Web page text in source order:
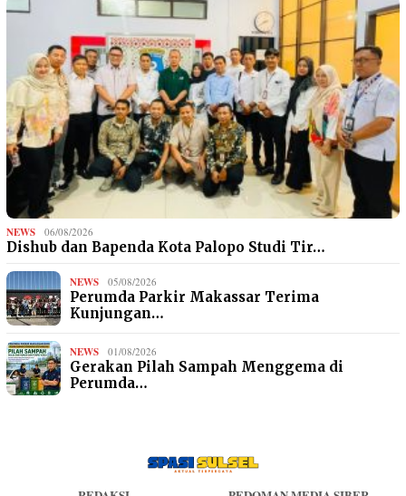
NEWS 06/08/2026
Dishub dan Bapenda Kota Palopo Studi Tir…
NEWS 05/08/2026
Perumda Parkir Makassar Terima
Kunjungan…
NEWS 01/08/2026
Gerakan Pilah Sampah Menggema di
Perumda…